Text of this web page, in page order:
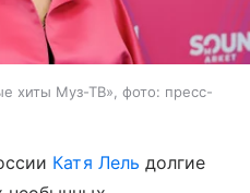
хиты Муз-ТВ», фото: пресс-
Катя Лель долгие